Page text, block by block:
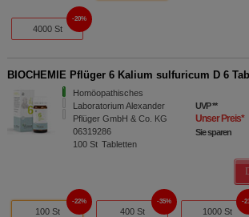
4000 St
20%
BIOCHEMIE Pflüger 6 Kalium sulfuricum D 6
Homöopathisches
Laboratorium Alexander
Pflüger GmbH & Co. KG
06319286
100 St Tabletten
UVP**
Unser Preis*
Sie sparen
100 St
22%
400 St
35%
1000 St